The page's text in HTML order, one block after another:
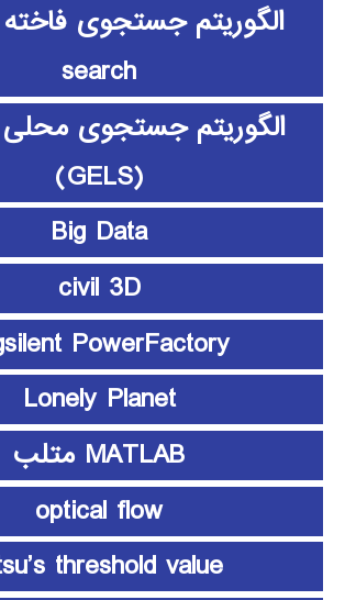
search
الگوریتم جستجوی
(GELS)
Big Data
civil 3D
PowerFactory
Lonely Planet
MATLAB متلب
optical flow
threshold value